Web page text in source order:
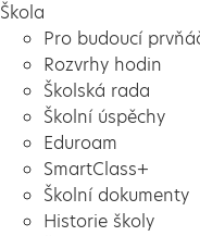
Škola
Pro budoucí
Rozvrhy hodin
Školská rada
Školní úspěchy
Eduroam
SmartClass+
Školní dokumenty
Historie školy